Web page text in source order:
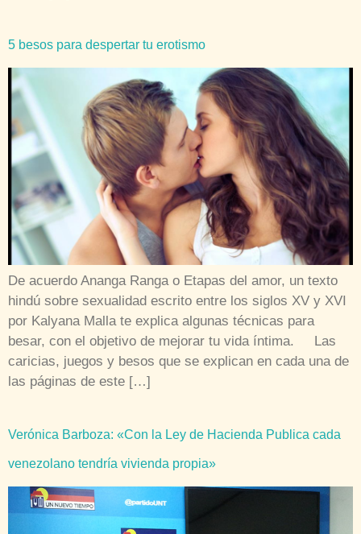
5 besos para despertar tu erotismo
De acuerdo Ananga Ranga o Etapas del amor, un texto
hindú sobre sexualidad escrito entre los siglos XV y XVI
por Kalyana Malla te explica algunas técnicas para
besar, con el objetivo de mejorar tu vida íntima. Las
caricias, juegos y besos que se explican en cada una de
las páginas de este […]
Verónica Barboza: «Con la Ley de Hacienda Publica cada
venezolano tendría vivienda propia»